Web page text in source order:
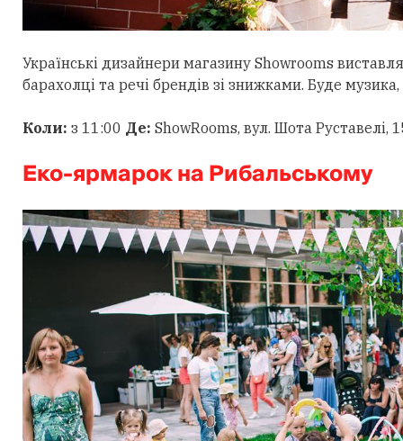
Українські дизайнери магазину Showrooms
барахолці та речі брендів зі знижками. Буде
Коли: з 11:00 Де: ShowRooms, вул. Шота Руставелі,
Еко-ярмарок на Рибальському